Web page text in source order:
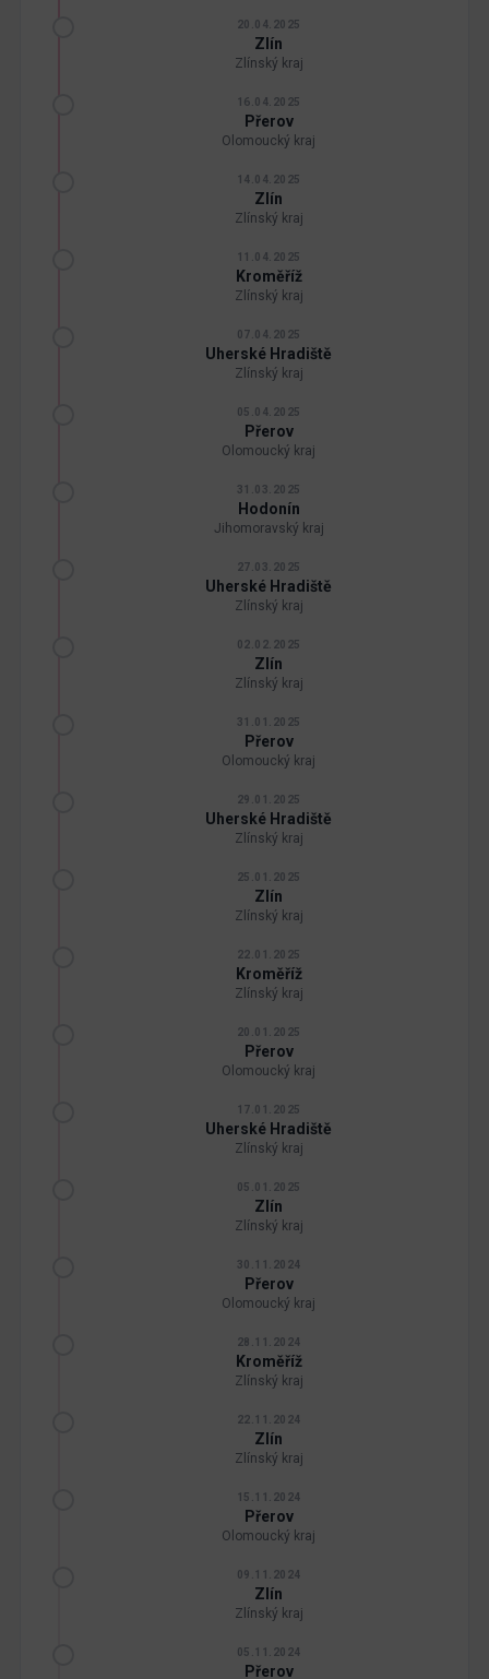
20.04.2025
Zlín
Zlínský kraj
16.04.2025
Přerov
Olomoucký kraj
14.04.2025
Zlín
Zlínský kraj
11.04.2025
Kroměříž
Zlínský kraj
07.04.2025
Uherské Hradiště
Zlínský kraj
05.04.2025
Přerov
Olomoucký kraj
31.03.2025
Hodonín
Jihomoravský kraj
27.03.2025
Uherské Hradiště
Zlínský kraj
02.02.2025
Zlín
Zlínský kraj
31.01.2025
Přerov
Olomoucký kraj
29.01.2025
Uherské Hradiště
Zlínský kraj
25.01.2025
Zlín
Zlínský kraj
22.01.2025
Kroměříž
Zlínský kraj
20.01.2025
Přerov
Olomoucký kraj
17.01.2025
Uherské Hradiště
Zlínský kraj
05.01.2025
Zlín
Zlínský kraj
30.11.2024
Přerov
Olomoucký kraj
28.11.2024
Kroměříž
Zlínský kraj
22.11.2024
Zlín
Zlínský kraj
15.11.2024
Přerov
Olomoucký kraj
09.11.2024
Zlín
Zlínský kraj
05.11.2024
Přerov